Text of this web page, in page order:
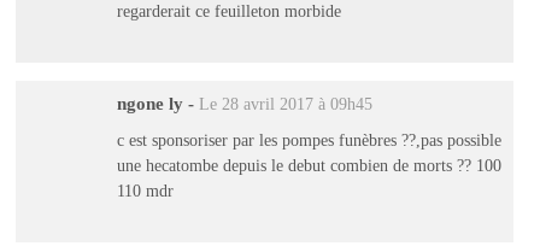
regarderait ce feuilleton morbide
ngone ly - Le 28 avril 2017 à 09h45
c est sponsoriser par les pompes funèbres ??,pas possible
une hecatombe depuis le debut combien de morts ?? 100
110 mdr